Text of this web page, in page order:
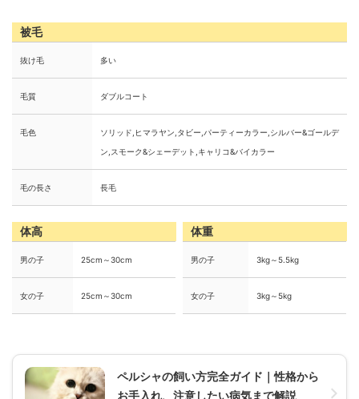
被毛
抜け毛 多い
毛質 ダブルコート
毛色
ソリッド,ヒマラヤン,タビー,パーティーカラー,シルバー&ゴールデ
ン,スモーク&シェーデット,キャリコ&バイカラー
毛の長さ 長毛
体高
男の子 25cm～30cm
女の子 25cm～30cm
体重
男の子 3kg～5.5kg
女の子 3kg～5kg
ペルシャの飼い方完全ガイド｜性格から
お手入れ、注意したい病気まで解説